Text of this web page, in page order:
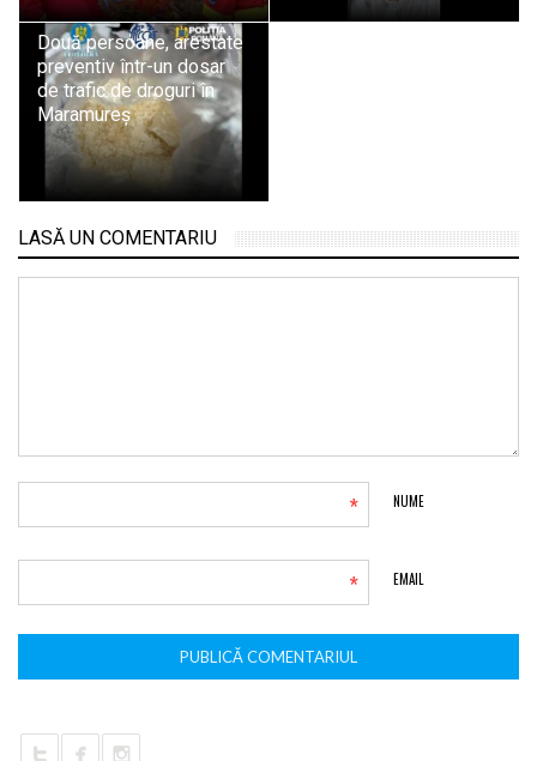
Două persoane, arestate
preventiv într-un dosar
de trafic de droguri în
Maramureș
LASĂ UN COMENTARIU
NUME
*
EMAIL
*